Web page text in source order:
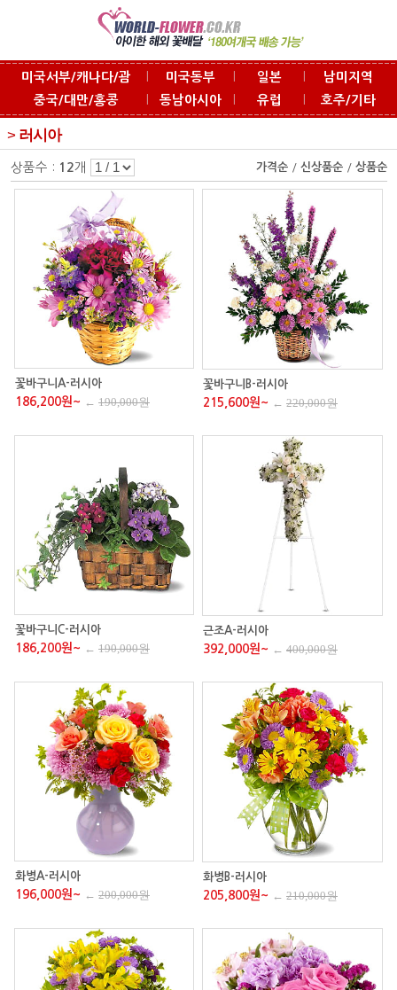
미국서부/캐나다/괌 미국동부 일본
남미지역
중국/대만/홍콩
동남아시아 유럽 호주/기타
> 러시아
상품수 : 12개 가격순/ 신상품순/ 상품순
꽃바구니A-러시아
186,200원~ ← 190,000원
꽃바구니B-러시아
215,600원~ ← 220,000원
꽃바구니C-러시아
186,200원~ ← 190,000원
근조A-러시아
392,000원~ ← 400,000원
화병A-러시아
196,000원~ ← 200,000원
화병B-러시아
205,800원~ ← 210,000원